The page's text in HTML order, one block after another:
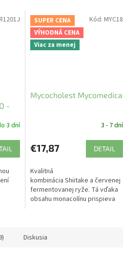
-
3 dní
SUPER CENA
VÝHODNÁ CENA
Viac za menej
Mycocholest Mycomedica
3 - 7 dní
€17,87 DETAIL
Kvalitná
kombinácia Shiitake a červenej
fermentovanej ryže. Tá vďaka
obsahu monacolínu prispieva
Kód: MYC18
Diskusia